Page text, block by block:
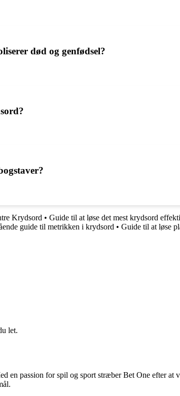
død og genfødsel?
Krydsord • Guide til at løse det mest krydsord
guide til metrikken i krydsord • Guide til at løse
let.
en passion for spil og sport stræber Bet One efter